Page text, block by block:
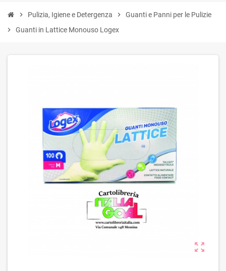
chevron_right Pulizia, Igiene e Detergenza chevron_right
Guanti e Panni per le Pulizie
chevron_right
Guanti in Lattice Monouso Logex
zoom_out_map